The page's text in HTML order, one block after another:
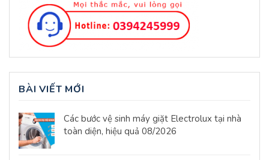
BÀI VIẾT MỚI
Các bước vệ sinh máy giặt Electrolux tại nhà
toàn diện, hiệu quả 08/2026